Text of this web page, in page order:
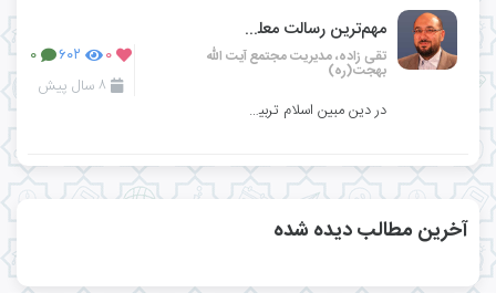
مهم‌ترین رسالت معلم پرورش روح توحید است
تقی زاده، مدیریت مجتمع آیت الله
بهجت(ره)
در دین مبین اسلام تربیت بر تعلیم ارجحیت دارد
۰ ۶۰۲ ۰
۸ سال پیش
آخرین مطالب دیده شده